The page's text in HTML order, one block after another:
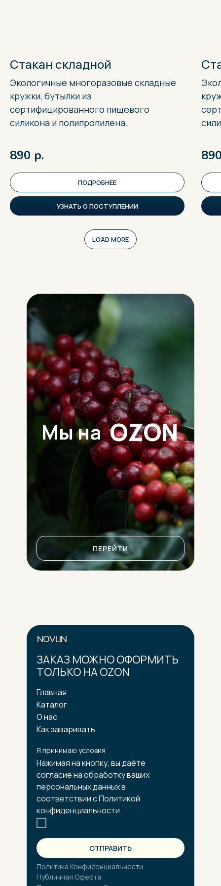
Стакан складной
Экологичные многоразовые складные
кружки, бутылки из
сертифицированного пищевого
силикона и полипропилена.
890 р.
ПОДРОБНЕЕ
УЗНАТЬ О ПОСТУПЛЕНИИ
LOAD MORE
ПЕРЕЙТИ
Мы на OZON
NOVLIN
Как заваривать
О нас
Каталог
Главная
Я принимаю условия
Нажимая на кнопку, вы даёте
согласие на обработку ваших
персональных данных в
соответствии с Политикой
конфиденциальности
ОТПРАВИТЬ
Политика Конфиденциальности
Публичная Оферта
ЗАКАЗ МОЖНО ОФОРМИТЬ
ТОЛЬКО НА OZON